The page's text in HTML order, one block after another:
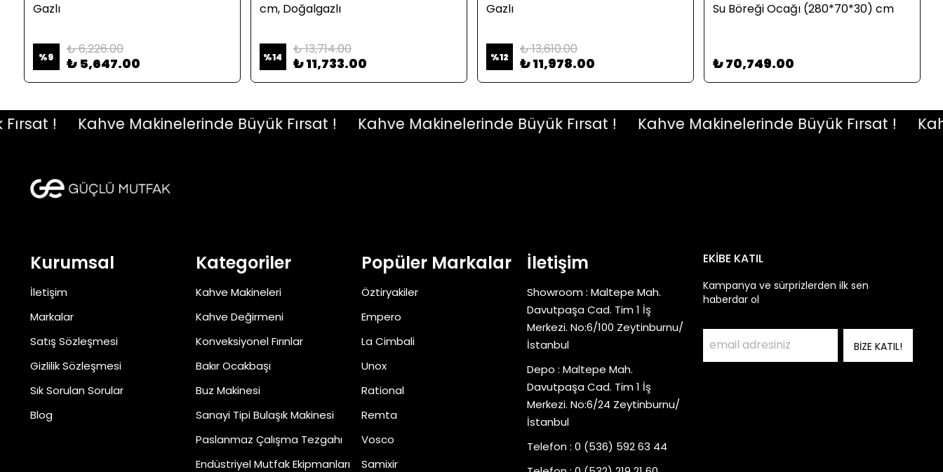
Gazlı
%9 ₺ 6,226.00
₺ 5,647.00
cm, Doğalgazlı
%14 ₺ 13,714.00
₺ 11,733.00
Gazlı
%12 ₺ 13,610.00
₺ 11,978.00
Su Böreği Ocağı (280*70*30) cm
₺ 70,749.00
! Kahve Makinelerinde Büyük Fırsat ! Kahve Makinelerinde Büyük Fırsat ! Kahve Makinelerinde Büyük Fırsat ! Kahve
Kurumsal
İletişim
Markalar
Satış Sözleşmesi
Gizlilik Sözleşmesi
Sık Sorulan Sorular
Blog
Kategoriler
Kahve Makineleri
Kahve Değirmeni
Konveksiyonel Fırınlar
Bakır Ocakbaşı
Buz Makinesi
Sanayi Tipi Bulaşık Makinesi
Paslanmaz Çalışma Tezgahı
Endüstriyel Mutfak Ekipmanları
Popüler Markalar
Öztiryakiler
Empero
La Cimbali
Unox
Rational
Remta
Vosco
Samixir
İletişim
Showroom : Maltepe Mah.
Davutpaşa Cad. Tim 1 İş
Merkezi. No:6/100 Zeytinburnu/
İstanbul
Depo : Maltepe Mah.
Davutpaşa Cad. Tim 1 İş
Merkezi. No:6/24 Zeytinburnu/
İstanbul
Telefon : 0 (536) 592 63 44
EKİBE KATIL
Kampanya ve sürprizlerden ilk sen
haberdar ol
BİZE KATIL!